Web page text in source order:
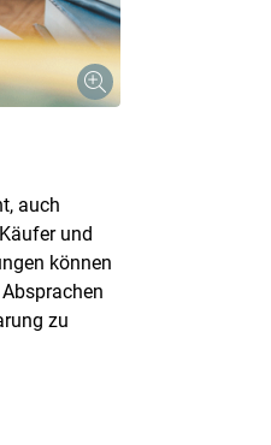
auch
und
können
zu